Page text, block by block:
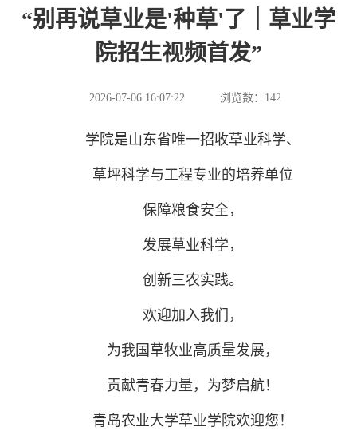
“别再说草业是'种草'了｜草业学
院招生视频首发”
2026-07-06 16:07:22 浏览数： 142
学院是山东省唯一招收草业科学、
草坪科学与工程专业的培养单位
保障粮食安全，
发展草业科学，
创新三农实践。
欢迎加入我们，
为我国草牧业高质量发展，
贡献青春力量，为梦启航！
青岛农业大学草业学院欢迎您！